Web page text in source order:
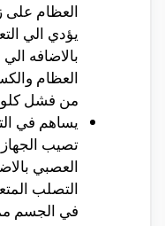
العظام على
يؤدي الي
بالاضافه
العظام
من فشل
يساهم في
تصيب
العصبي
التصلب
في الجسم